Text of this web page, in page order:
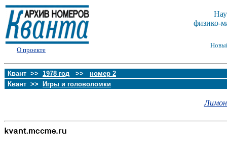
О проекте
физико-
Квант >> 1978 год >> номер 2
Квант >>
Игры и головоломки